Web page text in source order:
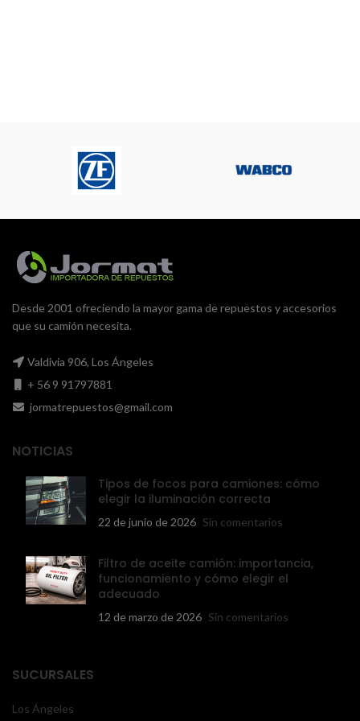
Desde 2001 ofreciendo la mayor gama de repuestos y accesorios
que su camión necesita.
Valdivia 906, Los Ángeles
+ 56 9 91797881
jormatrepuestos@gmail.com
NOTICIAS
Tipos de focos para camiones: cómo
elegir la iluminación correcta
22 de junio de 2026 Sin comentarios
Filtro de aceite camión: importancia,
funcionamiento y cómo elegir el
adecuado
12 de marzo de 2026 Sin comentarios
SUCURSALES
Los Ángeles